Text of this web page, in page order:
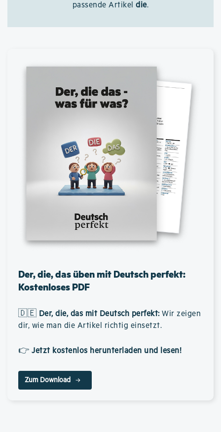
passende Artikeldie.
Der, die, das üben mit Deutsch perfekt:
Kostenloses PDF
🇩🇪 Der, die, das mit Deutsch perfekt: Wir zeigen
dir, wie man die Artikel richtig einsetzt.
👉 Jetzt kostenlos herunterladen und lesen!
Zum Download